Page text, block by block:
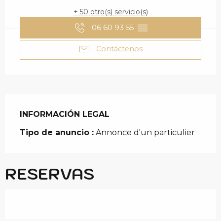
+ 50 otro(s) servicio(s)
06 60 93 55 ▒▒
Contáctenos
INFORMACIÓN LEGAL
INFORMACIÓN LEGAL
Tipo de anuncio : Annonce d'un particulier
RESERVAS